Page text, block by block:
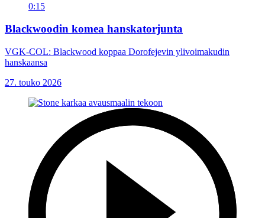
0:15
Blackwoodin komea hanskatorjunta
VGK-COL: Blackwood koppaa Dorofejevin ylivoimakudin
hanskaansa
27. touko 2026